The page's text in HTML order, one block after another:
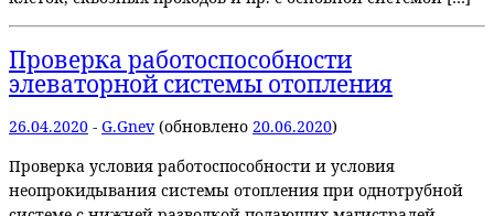
Проверка работоспособности
элеваторной системы отопления
26.04.2020 - G.Gnev (обновлено 20.06.2020)
Проверка условия работоспособности и условия
неопрокидывания системы отопления при однотрубной